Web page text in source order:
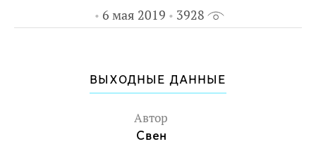
6 мая 2019
3928
ВЫХОДНЫЕ ДАННЫЕ
Автор
Свен